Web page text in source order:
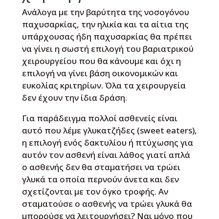
Ανάλογα με την βαρύτητα της νοσογόνου
παχυσαρκίας, την ηλικία και τα αίτια της
υπάρχουσας ήδη παχυσαρκίας θα πρέπει
να γίνει η σωστή επιλογή του βαριατρικού
χειρουργείου που θα κάνουμε και όχι η
επιλογή να γίνει βάση οικονομικών και
ευκολίας κριτηρίων. Όλα τα χειρουργεία
δεν έχουν την ίδια δράση.
Για παράδειγμα πολλοί ασθενείς είναι
αυτό που λέμε γλυκατζήδες (sweet eaters),
η επιλογή ενός δακτυλίου ή πτύχωσης για
αυτόν τον ασθενή είναι λάθος γιατί απλά
ο ασθενής δεν θα σταματήσει να τρώει
γλυκά τα οποία περνούν άνετα και δεν
σχετίζονται με τον όγκο τροφής. Αν
σταματούσε ο ασθενής να τρώει γλυκά θα
μπορούσε να λειτουργήσει? Ναι μόνο που